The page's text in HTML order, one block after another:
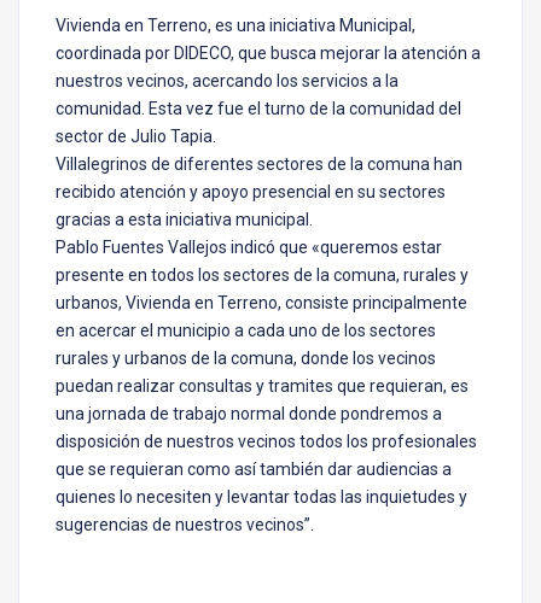
Vivienda en Terreno, es una iniciativa Municipal,
coordinada por DIDECO, que busca mejorar la atención a
nuestros vecinos, acercando los servicios a la
comunidad. Esta vez fue el turno de la comunidad del
sector de Julio Tapia.
Villalegrinos de diferentes sectores de la comuna han
recibido atención y apoyo presencial en su sectores
gracias a esta iniciativa municipal.
Pablo Fuentes Vallejos indicó que «queremos estar
presente en todos los sectores de la comuna, rurales y
urbanos, Vivienda en Terreno, consiste principalmente
en acercar el municipio a cada uno de los sectores
rurales y urbanos de la comuna, donde los vecinos
puedan realizar consultas y tramites que requieran, es
una jornada de trabajo normal donde pondremos a
disposición de nuestros vecinos todos los profesionales
que se requieran como así también dar audiencias a
quienes lo necesiten y levantar todas las inquietudes y
sugerencias de nuestros vecinos”.